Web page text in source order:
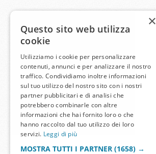
×
Questo sito web utilizza
cookie
Utilizziamo i cookie per personalizzare
contenuti, annunci e per analizzare il nostro
traffico. Condividiamo inoltre informazioni
sul tuo utilizzo del nostro sito con i nostri
partner pubblicitari e di analisi che
potrebbero combinarle con altre
informazioni che hai fornito loro o che
hanno raccolto dal tuo utilizzo dei loro
servizi. Leggi di più
MOSTRA TUTTI I PARTNER (1658) →